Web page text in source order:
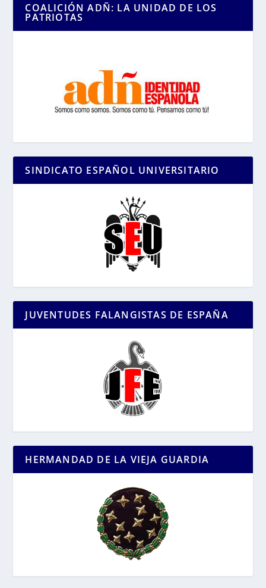
COALICIÓN ADÑ: LA UNIDAD DE LOS
PATRIOTAS
SINDICATO ESPAÑOL UNIVERSITARIO
JUVENTUDES FALANGISTAS DE ESPAÑA
HERMANDAD DE LA VIEJA GUARDIA